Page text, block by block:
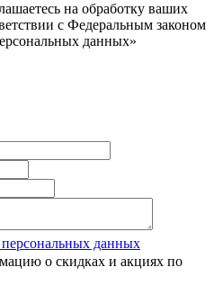
на обработку ваших
с Федеральным законом
данных»
данных
о скидках и акциях по